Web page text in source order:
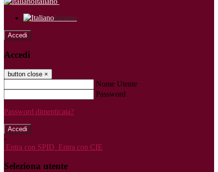
Italiano
Accedi
Accedi
button close ×
Nome Utente
Password
Password dimenticata?
-
Entra con SPID Entra con CIE
Seleziona utente